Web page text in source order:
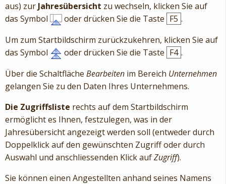
aus) zurJahresübersicht zu wechseln, klicken Sie auf
das Symbol
oder drücken Sie die Taste F5 .
Um zum Startbildschirm zurückzukehren, klicken Sie auf
das Symbol
oder drücken Sie die Taste F4 .
Über die Schaltfläche Bearbeiten im Bereich Unternehmen
gelangen Sie zu den Daten Ihres Unternehmens.
Die Zugriffsliste rechts auf dem Startbildschirm
ermöglicht es Ihnen, festzulegen, was in der
Jahresübersicht angezeigt werden soll (entweder durch
Doppelklick auf den gewünschten Zugriff oder durch
Auswahl und anschliessenden Klick aufZugriff).
Sie können einen Angestellten anhand seines Namens